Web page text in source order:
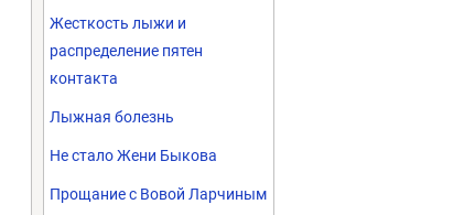
Жесткость лыжи и
распределение пятен
контакта
Лыжная болезнь
Не стало Жени Быкова
Прощание с Вовой Ларчиным